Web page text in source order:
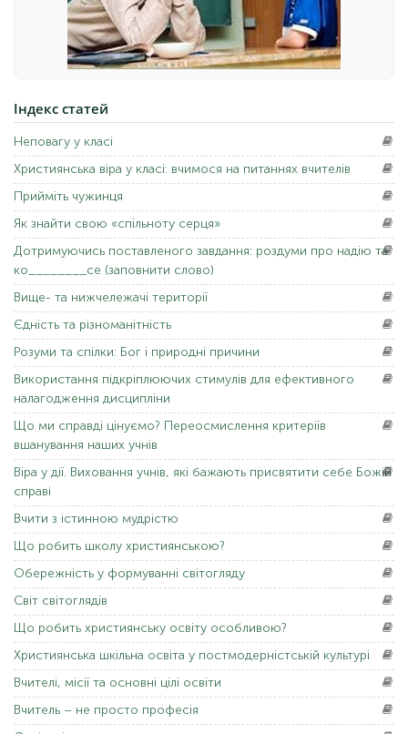
Індекс статей
Неповагу у класі
Християнська віра у класі: вчимося на питаннях вчителів
Прийміть чужинця
Як знайти свою «спільноту серця»
Дотримуючись поставленого завдання: роздуми про надію та
ко________се (заповнити слово)
Вище- та нижчележачі території
Єдність та різноманітність
Розуми та спілки: Бог і природні причини
Використання підкріплюючих стимулів для ефективного
налагодження дисципліни
Що ми справді цінуємо? Переосмислення критеріїв
вшанування наших учнів
Віра у дії. Виховання учнів, які бажають присвятити себе Божій
справі
Вчити з істинною мудрістю
Що робить школу християнською?
Обережність у формуванні світогляду
Світ світоглядів
Що робить християнську освіту особливою?
Християнська шкільна освіта у постмодерністській культурі
Вчителі, місії та основні цілі освіти
Вчитель – не просто професія